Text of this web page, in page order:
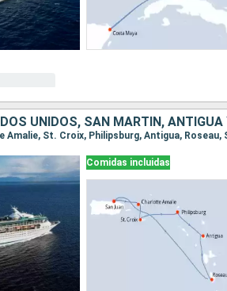
UNIDOS, SAN MARTÍN,
Amalie, St. Croix, Philipsburg, Antigua, Roseau,
Comidas incluidas